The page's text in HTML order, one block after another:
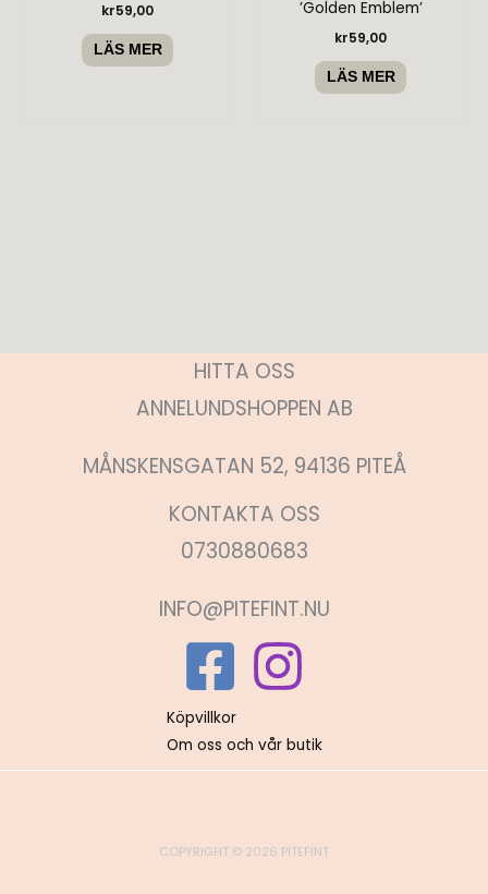
kr59,00
LÄS MER
’Golden Emblem’
kr59,00
LÄS MER
HITTA OSS
ANNELUNDSHOPPEN AB
MÅNSKENSGATAN 52, 94136 PITEÅ
KONTAKTA OSS
0730880683
INFO@PITEFINT.NU
Köpvillkor
Om oss och vår butik
COPYRIGHT © 2026 PITEFINT